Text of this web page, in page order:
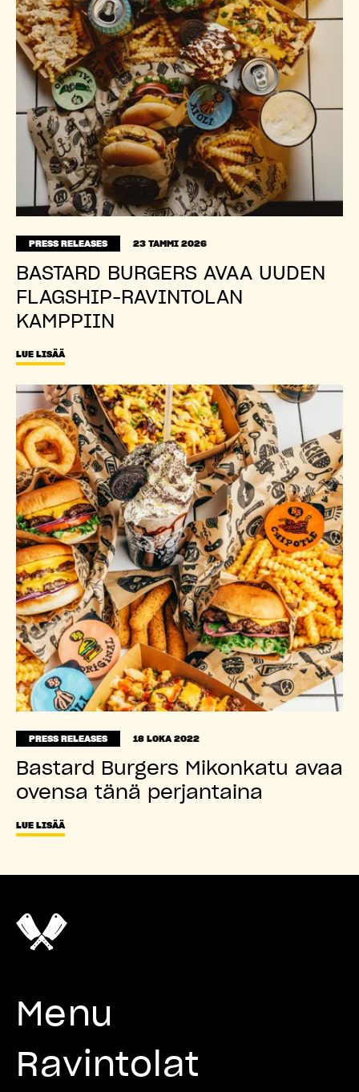
PRESS RELEASES 23 TAMMI 2026
BASTARD BURGERS AVAA UUDEN
FLAGSHIP-RAVINTOLAN
KAMPPIIN
LUE LISÄÄ
PRESS RELEASES 18 LOKA 2022
Bastard Burgers Mikonkatu avaa
ovensa tänä perjantaina
LUE LISÄÄ
Menu
Ravintolat